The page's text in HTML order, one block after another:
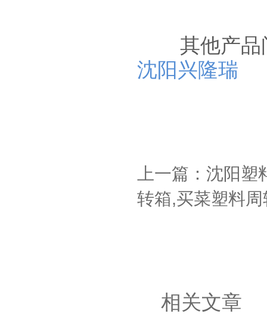
其他产品
沈阳兴隆瑞
上一篇：沈阳
转箱,买菜塑料
相关文章